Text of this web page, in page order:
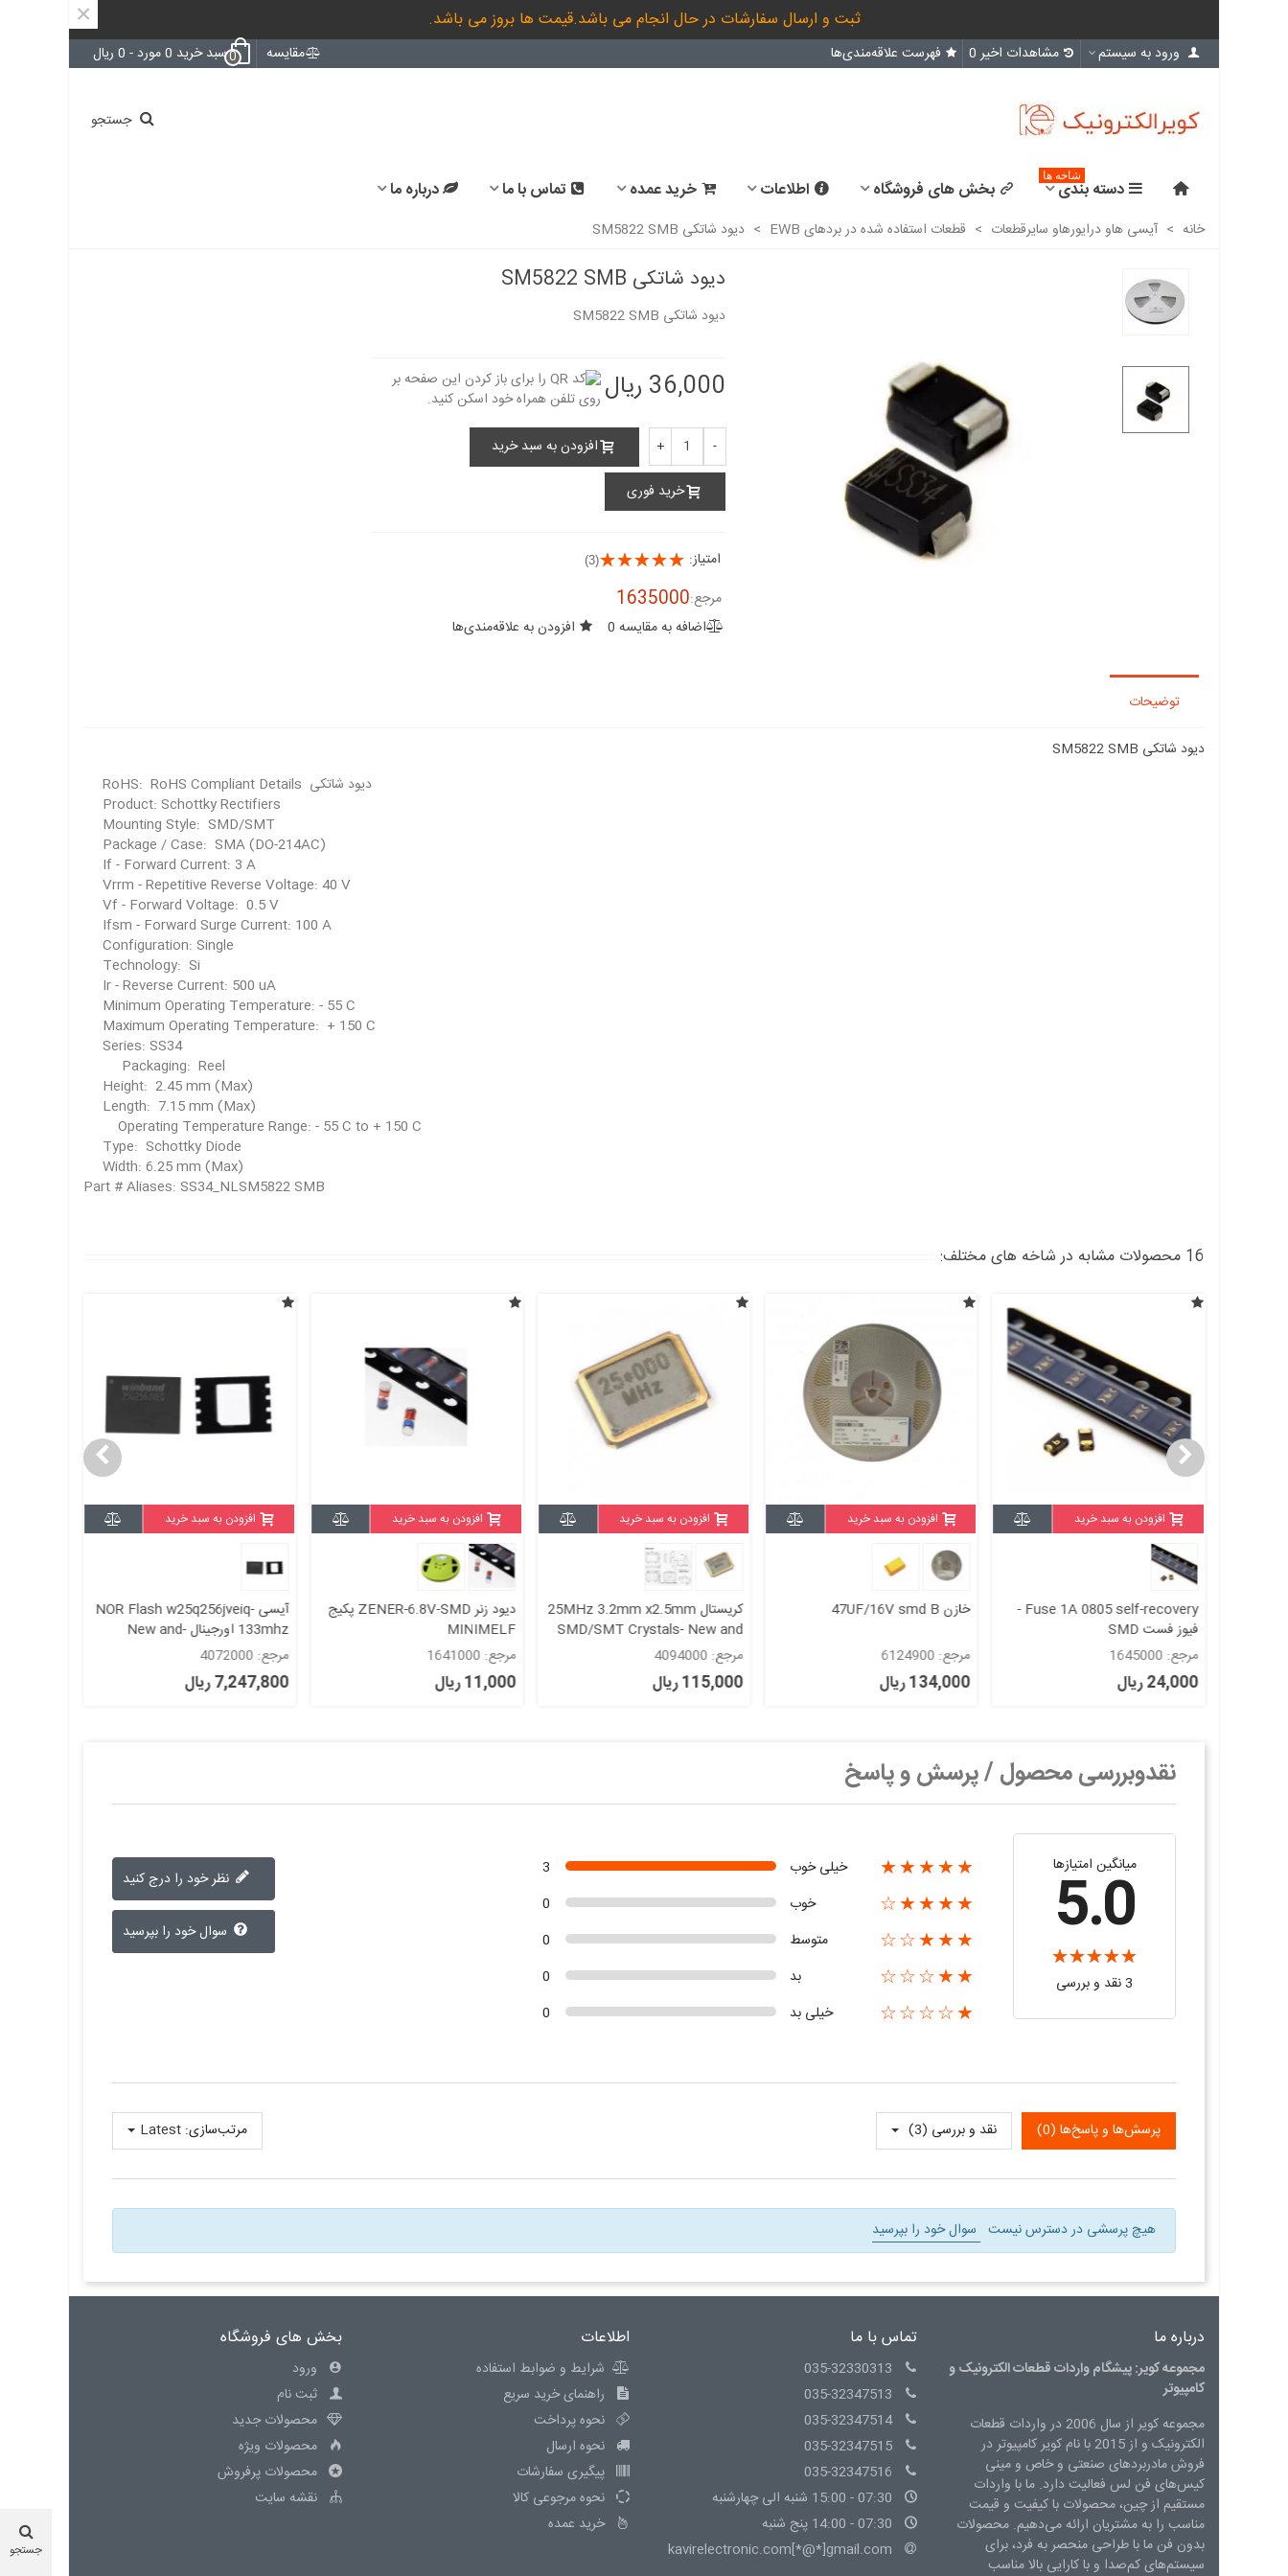
ثبت و ارسال سفارشات در حال انجام می باشد.قیمت ها بروز می باشد. ×
ورود به سیستم مشاهدات اخیر 0 فهرست علاقه‌مندی‌ها مقایسه 0سبد خرید 0مورد - 0 ریال
جستجو
دسته بندی
شاخه ها
بخش های فروشگاه اطلاعات خرید عمده تماس با ما درباره ما
خانه > آیسی هاو درایورهاو سایرقطعات > قطعات استفاده شده در بردهای EWB > دیود شاتکی SM5822 SMB
دیود شاتکی SM5822 SMB
دیود شاتکی SM5822 SMB
36,000 ریال
-
+
افزودن به سبد خرید
خرید فوری
امتیاز: (3)
مرجع:1635000
اضافه به مقایسه 0 افزودن به علاقه‌مندی‌ها
توضیحات
دیود شاتکی SM5822 SMB
دیود شاتکی RoHS: RoHS Compliant Details
Product: Schottky Rectifiers
Mounting Style: SMD/SMT
Package / Case: SMA (DO-214AC)
If - Forward Current: 3 A
Vrrm - Repetitive Reverse Voltage: 40 V
Vf - Forward Voltage: 0.5 V
Ifsm - Forward Surge Current: 100 A
Configuration: Single
Technology: Si
Ir - Reverse Current: 500 uA
Minimum Operating Temperature: - 55 C
Maximum Operating Temperature: + 150 C
Series: SS34
Packaging: Reel
Height: 2.45 mm (Max)
Length: 7.15 mm (Max)
Operating Temperature Range: - 55 C to + 150 C
Type: Schottky Diode
Width: 6.25 mm (Max)
Part # Aliases: SS34_NLSM5822 SMB
16 محصولات مشابه در شاخه های مختلف:
افزودن به سبد خرید
Fuse 1A 0805 self-recovery -
فیوز فست SMD
مرجع: 1645000
24,000 ریال
افزودن به سبد خرید
خازن 47UF/16V smd B
مرجع: 6124900
134,000 ریال
افزودن به سبد خرید
کریستال 25MHz 3.2mm x2.5mm
SMD/SMT Crystals- New and
original+گارانتی
مرجع: 4094000
115,000 ریال
افزودن به سبد خرید
دیود زنر ZENER-6.8V-SMD پکیج
MINIMELF
مرجع: 1641000
11,000 ریال
افزودن به سبد خرید
آیسی NOR Flash w25q256jveiq-
133mhz اورجینال -New and
original+گارانتی
مرجع: 4072000
7,247,800 ریال
نقدوبررسی محصول / پرسش و پاسخ
میانگین امتیازها
5.0
3 نقد و بررسی‌‌
★★★★★ خیلی خوب 3
★★★★☆ خوب 0
★★★☆☆ متوسط 0
★★☆☆☆ بد 0
★☆☆☆☆ خیلی بد 0
سوال خود را بپرسید
نقد و بررسی‌‌ (3) پرسش‌ها و پاسخ‌ها (0) مرتب‌سازی: Latest
هیچ پرسشی در دسترس نیست سوال خود را بپرسید
درباره ما
مجموعه کویر: پیشگام واردات قطعات الکترونیک و
کامپیوتر
مجموعه کویر از سال 2006 در واردات قطعات
الکترونیک و از 2015 با نام کویر کامپیوتر در
فروش مادربردهای صنعتی و خاص و مینی
کیس‌های فن لس فعالیت دارد. ما با واردات
مستقیم از چین، محصولات با کیفیت و قیمت
مناسب را به مشتریان ارائه می‌دهیم. محصولات
بدون فن ما با طراحی منحصر به فرد، برای
سیستم‌های کم‌صدا و با کارایی بالا مناسب
تماس با ما
035-32330313
035-32347513
035-32347514
035-32347515
035-32347516
07:30 - 15:00 شنبه الی چهارشنبه
07:30 - 14:00 پنج شنبه
kavirelectronic.com[*@*]gmail.com
اطلاعات
شرایط و ضوابط استفاده
راهنمای خرید سریع
نحوه پرداخت
نحوه ارسال
پیگیری سفارشات
نحوه مرجوعی کالا
خرید عمده
بخش های فروشگاه
ورود
ثبت نام
محصولات جدید
محصولات ویژه
محصولات پرفروش
نقشه سایت
جستجو